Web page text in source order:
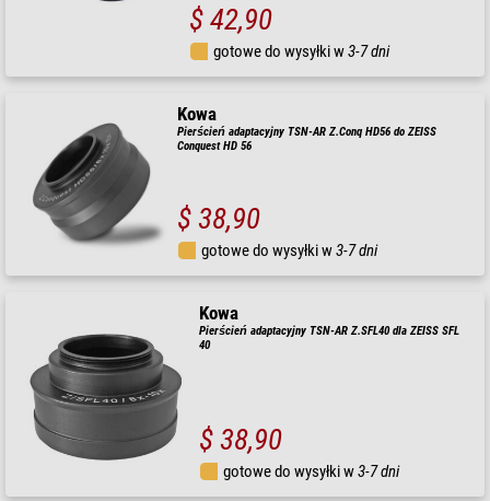
$ 42,90
gotowe do wysyłki w3-7 dni
Kowa
Pierścień adaptacyjny TSN-AR Z.Conq HD56 do ZEISS
Conquest HD 56
$ 38,90
gotowe do wysyłki w3-7 dni
Kowa
Pierścień adaptacyjny TSN-AR Z.SFL40 dla ZEISS SFL
40
$ 38,90
gotowe do wysyłki w3-7 dni